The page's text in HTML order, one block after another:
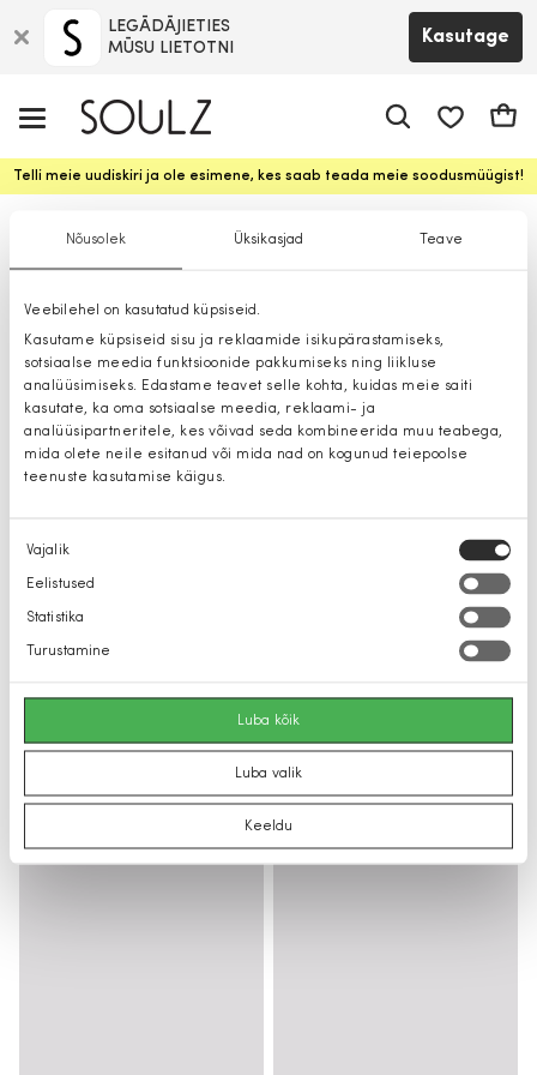
Nõusolek Üksikasjad Teave
Veebilehel on kasutatud küpsiseid.
Kasutame küpsiseid sisu ja reklaamide isikupärastamiseks,
sotsiaalse meedia funktsioonide pakkumiseks ning liikluse
analüüsimiseks. Edastame teavet selle kohta, kuidas meie saiti
kasutate, ka oma sotsiaalse meedia, reklaami- ja
analüüsipartneritele, kes võivad seda kombineerida muu teabega,
mida olete neile esitanud või mida nad on kogunud teiepoolse
teenuste kasutamise käigus.
Nõusoleku
valik
Vajalik
Eelistused
Statistika
Turustamine
Luba kõik
Luba valik
Keeldu
LEGĀDĀJIETIES
MŪSU LIETOTNI
Kasutage
Telli meie uudiskiri ja ole esimene, kes saab teada meie soodusmüügist!
Bleiserid